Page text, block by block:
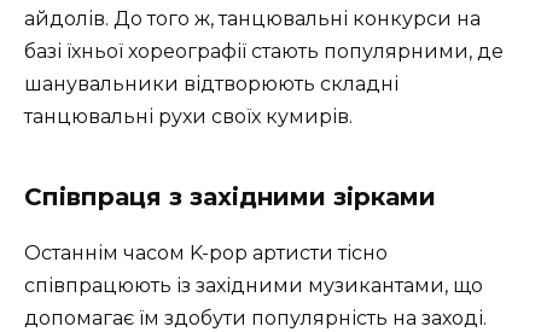
айдолів. До того ж, танцювальні конкурси на
базі їхньої хореографії стають популярними, де
шанувальники відтворюють складні
танцювальні рухи своїх кумирів.
Співпраця з західними зірками
Останнім часом K-pop артисти тісно
співпрацюють із західними музикантами, що
допомагає їм здобути популярність на заході.